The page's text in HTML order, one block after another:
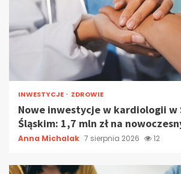
INWESTYCJE ZDROWIE
Nowe inwestycje w kardiologii w
Śląskim: 1,7 mln zł na
Anna Michalak 7 sierpnia 2026 12